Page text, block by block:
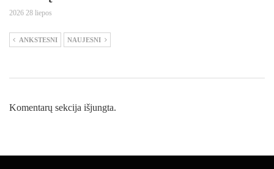
2026 28 liepos
ANKSTESNI NAUJESNI
Komentarų sekcija išjungta.